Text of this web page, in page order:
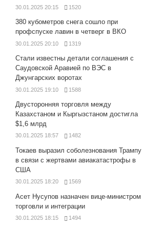
30.01.2025 20:15 1520
380 кубометров снега сошло при
профспуске лавин в четверг в ВКО
30.01.2025 20:10 1319
Стали известны детали соглашения с
Саудовской Аравией по ВЭС в
Джунгарских воротах
30.01.2025 19:10 1588
Двусторонняя торговля между
Казахстаном и Кыргызстаном достигла
$1,6 млрд
30.01.2025 18:57 1482
Токаев выразил соболезнования Трампу
в связи с жертвами авиакатастрофы в
США
30.01.2025 18:20 1569
Асет Нусупов назначен вице-министром
торговли и интеграции
30.01.2025 18:15 1494